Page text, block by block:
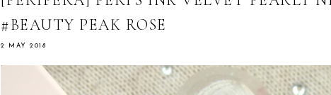
#BEAUTY PEAK ROSE
2 MAY 2018